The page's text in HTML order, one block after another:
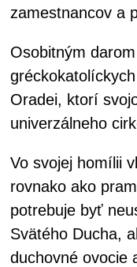
zamestnancov a
Osobitným
Oradei, ktorí
univerzálneho
Vo svojej homílii
rovnako ako
potrebuje byť
Svätého Ducha,
duchovné ovocie